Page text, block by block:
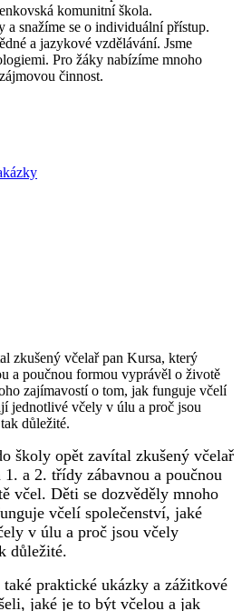
komunitní škola.
a snažíme se o individuální přístup.
a jazykové vzdělávání. Jsme
Pro žáky nabízíme mnoho
činnost.
zkušený včelař pan Kursa, který
a poučnou formou vyprávěl o životě
zajímavostí o tom, jak funguje včelí
jednotlivé včely v úlu a proč jsou
důležité.
školy opět zavítal zkušený včelař
a 2. třídy zábavnou a poučnou
včel. Děti se dozvěděly mnoho
včelí společenství, jaké
v úlu a proč jsou včely
důležité.
praktické ukázky a zážitkové
jaké je to být včelou a jak